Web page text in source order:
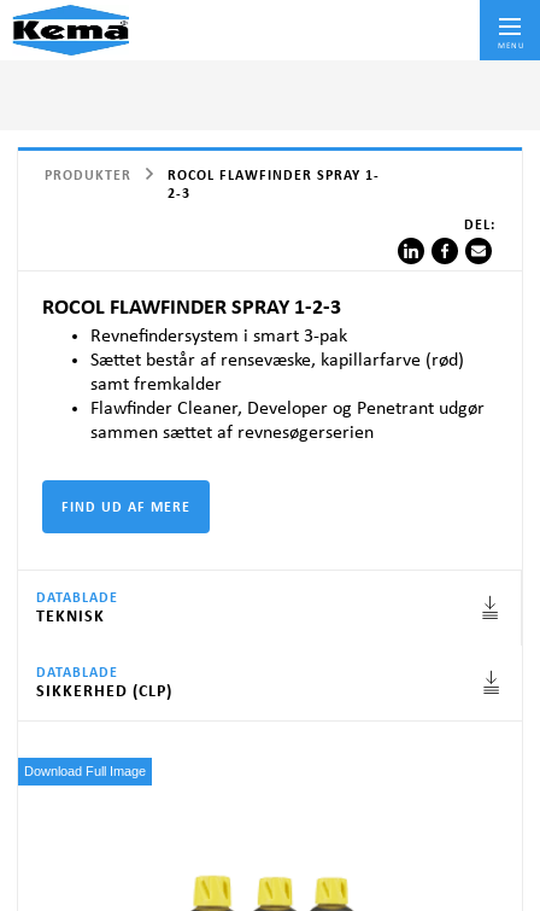
MENU
PRODUKTER
ROCOL FLAWFINDER SPRAY 1-
2-3
DEL:
ROCOL FLAWFINDER SPRAY 1-2-3
Revnefindersystem i smart 3-pak
Sættet består af rensevæske, kapillarfarve (rød)
samt fremkalder
Flawfinder Cleaner, Developer og Penetrant udgør
sammen sættet af revnesøgerserien
DATABLADE
TEKNISK
DATABLADE
SIKKERHED (CLP)
Download Full Image